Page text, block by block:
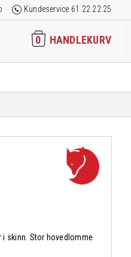
Kundeservice 61 22 22 25
0 HANDLEKURV
i skinn. Stor hovedlomme